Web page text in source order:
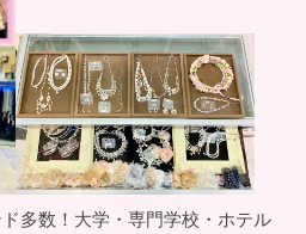
多数！大学・専門学校・ホテル